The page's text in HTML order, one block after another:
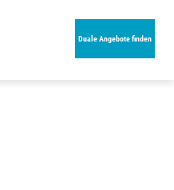
Duale Angebote finden